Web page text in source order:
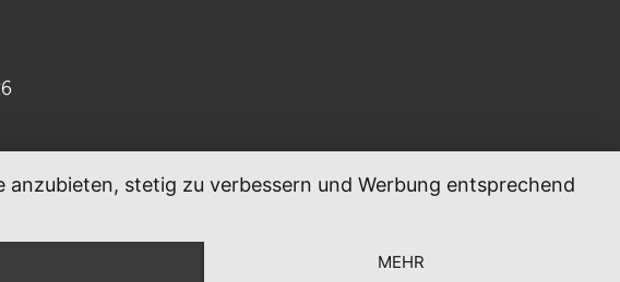
stetig zu verbessern und Werbung entsprechend
MEHR